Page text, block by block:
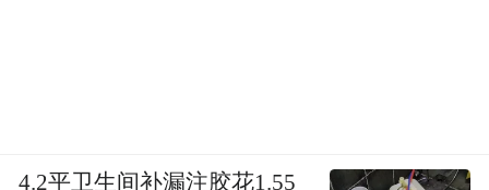
4.2平卫生间补漏注胶花1.55